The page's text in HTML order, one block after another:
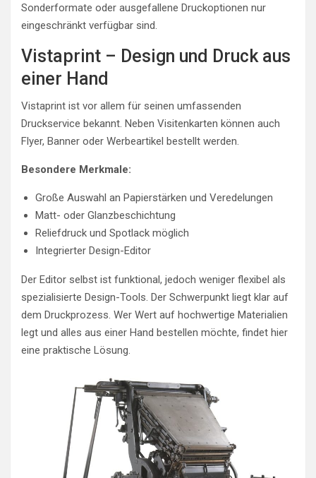
Sonderformate oder ausgefallene Druckoptionen nur
eingeschränkt verfügbar sind.
Vistaprint – Design und Druck aus
einer Hand
Vistaprint ist vor allem für seinen umfassenden
Druckservice bekannt. Neben Visitenkarten können auch
Flyer, Banner oder Werbeartikel bestellt werden.
Besondere Merkmale:
Große Auswahl an Papierstärken und Veredelungen
Matt- oder Glanzbeschichtung
Reliefdruck und Spotlack möglich
Integrierter Design-Editor
Der Editor selbst ist funktional, jedoch weniger flexibel als
spezialisierte Design-Tools. Der Schwerpunkt liegt klar auf
dem Druckprozess. Wer Wert auf hochwertige Materialien
legt und alles aus einer Hand bestellen möchte, findet hier
eine praktische Lösung.